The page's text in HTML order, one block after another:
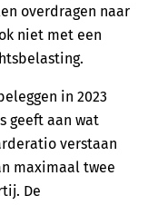
overdragen naar
niet met een
in 2023
geeft aan wat
verstaan
maximaal twee
De